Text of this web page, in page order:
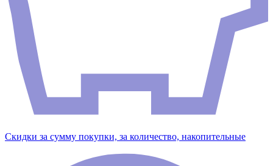
Скидки за сумму покупки, за количество, накопительные